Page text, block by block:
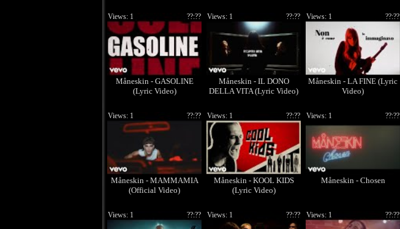
Måneskin - GASOLINE
(Lyric Video)
??:??
Views: 1
Måneskin - IL DONO
DELLA VITA (Lyric Video)
??:??
Views: 1
Måneskin - LA FINE (Lyric
Video)
??:??
Views: 1
Måneskin - MAMMAMIA
(Official Video)
??:??
Views: 1
Måneskin - KOOL KIDS
(Lyric Video)
??:??
Views: 1
Måneskin - Chosen
??:??
Views: 1
??:??
Views: 1 ??:??
Views: 1 ??:??
Views: 1